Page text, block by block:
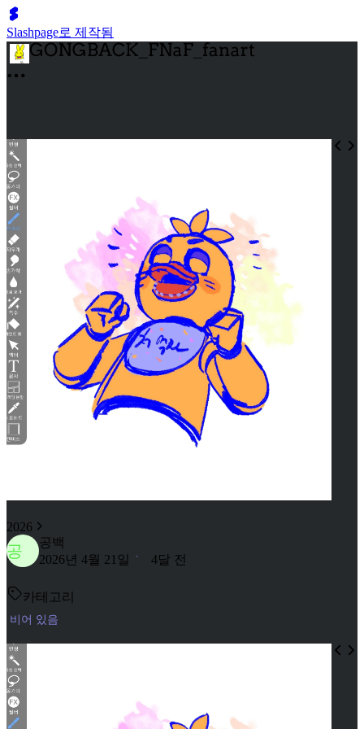
Slashpage로 제작됨
2026
공
공백
2026년 4월 21일
4달 전
카테고리
비어 있음